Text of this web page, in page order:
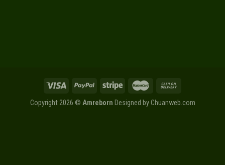
Copyright 2026 © Amreborn Designed byChuanweb.com